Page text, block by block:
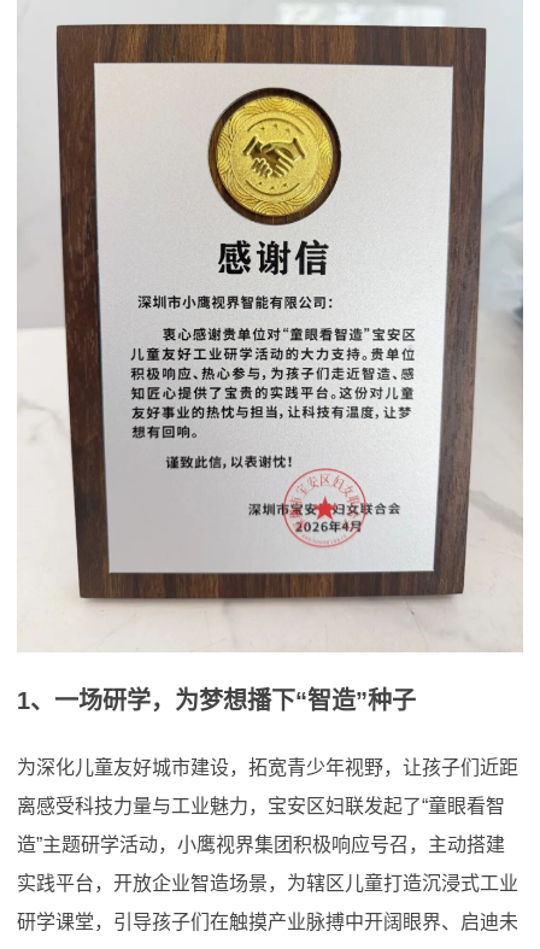
1、一场研学，为梦想播下“智造”种子
为深化儿童友好城市建设，拓宽青少年视野，让孩子们近距
离感受科技力量与工业魅力，宝安区妇联发起了“童眼看智
造”主题研学活动，小鹰视界集团积极响应号召，主动搭建
实践平台，开放企业智造场景，为辖区儿童打造沉浸式工业
研学课堂，引导孩子们在触摸产业脉搏中开阔眼界、启迪未